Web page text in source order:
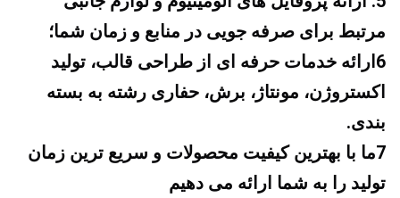
مرتبط برای صرفه جویی در منابع و زمان شما؛
بندی.
تولید را به شما ارائه می دهیم